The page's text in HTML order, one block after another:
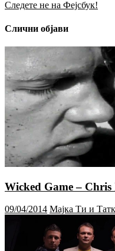
Следете не на Фејсбук!
Слични објави
Wicked Game – Chris
09/04/2014 Мајка Ти и